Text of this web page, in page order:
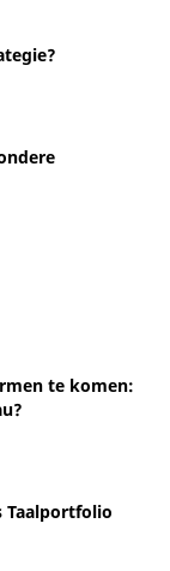
te komen:
Taalportfolio